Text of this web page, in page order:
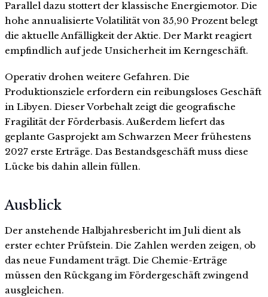
Parallel dazu stottert der klassische Energiemotor. Die
hohe annualisierte Volatilität von 35,90 Prozent belegt
die aktuelle Anfälligkeit der Aktie. Der Markt reagiert
empfindlich auf jede Unsicherheit im Kerngeschäft.
Operativ drohen weitere Gefahren. Die
Produktionsziele erfordern ein reibungsloses Geschäft
in Libyen. Dieser Vorbehalt zeigt die geografische
Fragilität der Förderbasis. Außerdem liefert das
geplante Gasprojekt am Schwarzen Meer frühestens
2027 erste Erträge. Das Bestandsgeschäft muss diese
Lücke bis dahin allein füllen.
Ausblick
Der anstehende Halbjahresbericht im Juli dient als
erster echter Prüfstein. Die Zahlen werden zeigen, ob
das neue Fundament trägt. Die Chemie-Erträge
müssen den Rückgang im Fördergeschäft zwingend
ausgleichen.